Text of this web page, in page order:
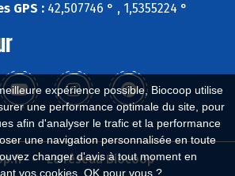
expérience possible, Biocoop utilise
une performance optimale du site, pour
afin d'analyser le trafic et la performance
une navigation personnalisée en toute
changer d'avis à tout moment en
vos cookies. OK pour vous ?
GPS :42,507746 ° , 1,5355224 °
Le réseau Biocoop